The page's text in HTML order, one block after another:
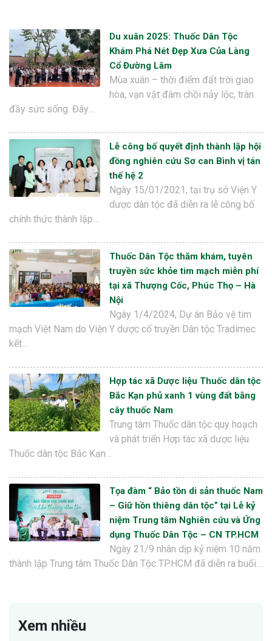
Du xuân 2025: Thuốc Dân Tộc
Khám Phá Nét Đẹp Xưa Của Làng
Cổ Đường Lâm
Mùa xuân – thời điểm đất trời giao
hòa, vạn vật đâm chồi nảy lộc, tràn
đầy sức sống. Đây…
Lễ công bố quyết định thành lập hội
đồng nghiên cứu Sơ can Bình vị tán
thế hệ 2
Ngày 15/01/2021, tại trụ sở Viện Y
dược dân tộc đã diễn ra lễ công bố
chính thức thành lập…
Thuốc Dân Tộc thăm khám, tuyên
truyền sức khỏe tim mạch miễn phí
tại xã Thượng Cốc, Phúc Thọ – Hà
Nội
Ngày 1/4/2024, Dự án Bảo vệ tim
mạch Việt Nam do Viện Y dược cổ truyền Dân tộc Tradimec
kết…
Hợp tác xã Dược liệu Thuốc dân tộc
Bắc Kạn phủ xanh 1 vùng đất bằng
cây thuốc Nam
Trung tâm Thuốc dân tộc quy hoạch
và phát triển Hợp tác xã dược liệu
Thuốc dân tộc Bắc Kạn…
Tọa đàm “ Bảo tồn di sản thuốc Nam
– Giữ hồn thiêng dân tộc” tại Lễ kỷ
niệm Trung tâm Nghiên cứu và Ứng
dụng Thuốc Dân Tộc – CN TP.HCM
Ngày 21/9 nhân dịp kỷ niệm 10 năm
thành lập Trung tâm Thuốc Dân Tộc TP.HCM đã diễn ra buổi…
Xem nhiều